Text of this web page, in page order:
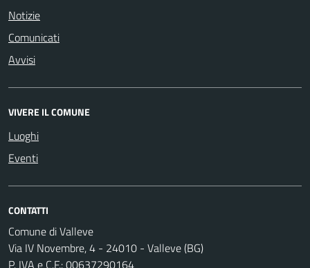
Notizie
Comunicati
Avvisi
VIVERE IL COMUNE
Luoghi
Eventi
CONTATTI
Comune di Valleve
Via IV Novembre, 4 - 24010 - Valleve (BG)
P. IVA e C.F.: 00637290164